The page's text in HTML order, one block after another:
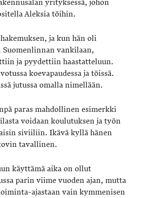
yrityksessä, johon
Aleksia töihin.
ja kun hän oli
vankilaan,
ja pyydettiin haastatteluun.
koevapaudessa ja töissä.
jutussa omalla nimellään.
paras mahdollinen esimerkki
voidaan koulutuksen ja työn
siviiliin. Ikävä kyllä hänen
tavallinen.
käyttämä aika on ollut
parin viime vuoden ajan, mutta
ajastaan vain kymmenisen